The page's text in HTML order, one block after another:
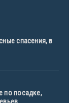
спасения, в
по посадке,